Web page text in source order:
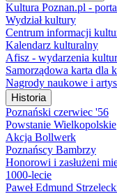
Kultura Poznan.pl -
Wydział kultury
Centrum informacji
Kalendarz kulturalny
Afisz - wydarzenia
Samorządowa karta dla
Nagrody naukowe i
Historia
Poznański czerwiec '56
Powstanie Wielkopolskie
Akcja Bollwerk
Poznańscy Bambrzy
Honorowi i zasłużeni
1000-lecie
Paweł Edmund